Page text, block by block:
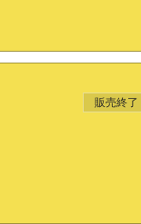
販売終了